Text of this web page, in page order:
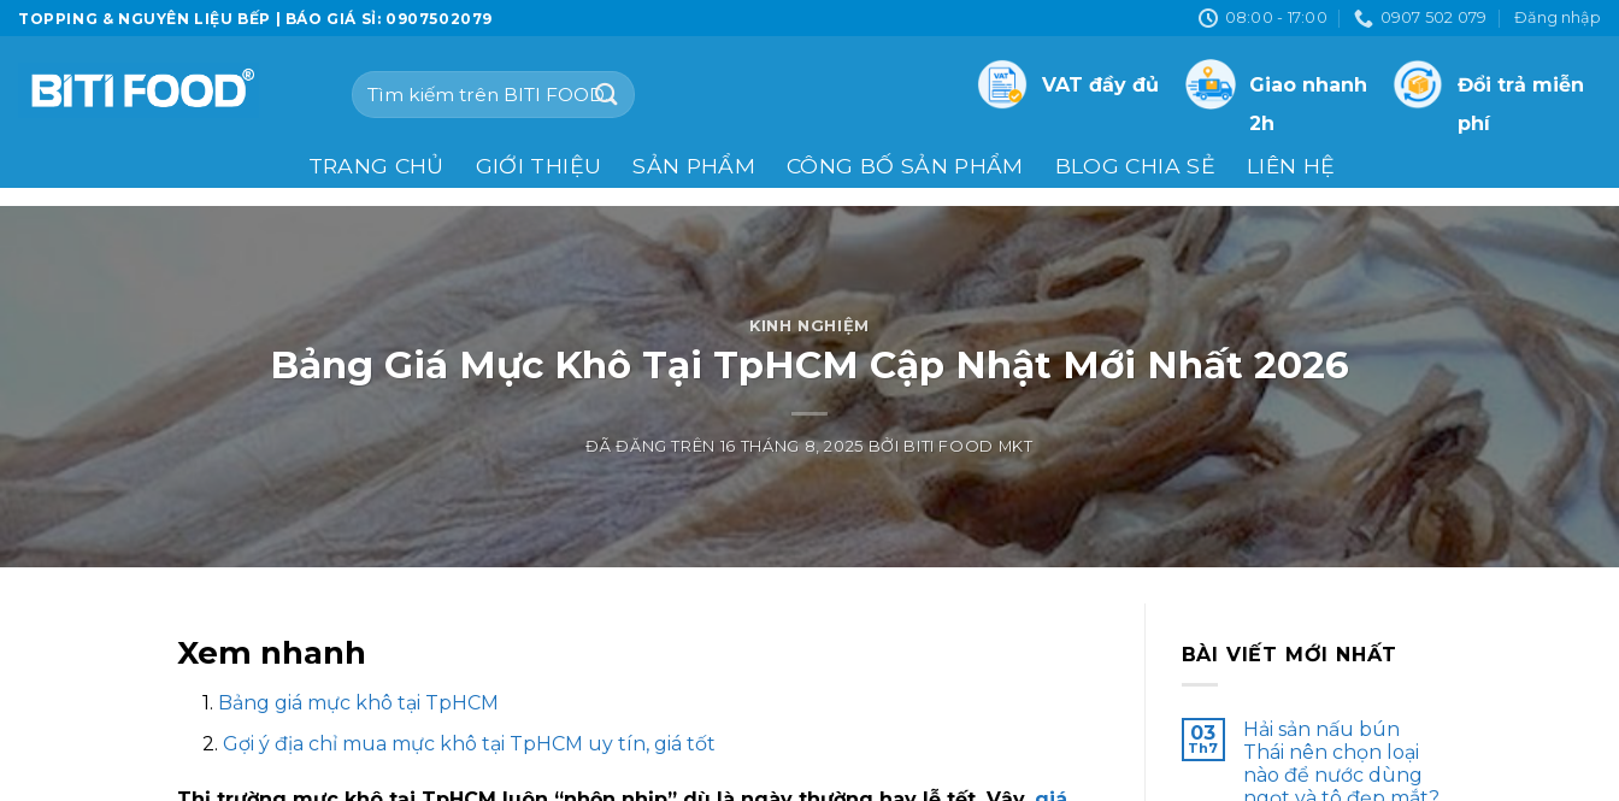
Chuyển
đến
dung
TOPPING & NGUYÊN LIỆU BẾP | BÁO GIÁ SỈ: 0907502079 08:00 - 17:00 0907 502 079 Đăng nhập
Tìm
kiếm:
VAT đầy đủ
Giao nhanh
2h
Đổi trả miễn
phí
TRANG CHỦ GIỚI THIỆU SẢN PHẨM CÔNG BỐ SẢN PHẨM BLOG CHIA SẺ LIÊN HỆ
KINH NGHIỆM
Bảng Giá Mực Khô Tại TpHCM Cập Nhật Mới Nhất 2026
ĐÃ ĐĂNG TRÊN 16 THÁNG 8, 2025 BỞI BITI FOOD MKT
Xem nhanh
Bảng giá mực khô tại TpHCM
Gợi ý địa chỉ mua mực khô tại TpHCM uy tín, giá tốt
BÀI VIẾT MỚI NHẤT
03
Th7
Hải sản nấu bún
Thái nên chọn loại
nào để nước dùng